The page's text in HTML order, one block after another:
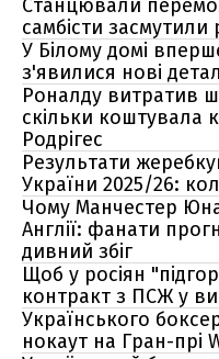
Станцювали
самбісти засмутили
У Білому домі
з'явилися нові
Роналду витратив
скільки коштувала
Родрігес
Результати
України 2025/26:
Чому Манчестер
Англії: фанати
дивний збіг
Щоб у росіян
контракт з ПСЖ у
Українського
нокаут на Гран-прі